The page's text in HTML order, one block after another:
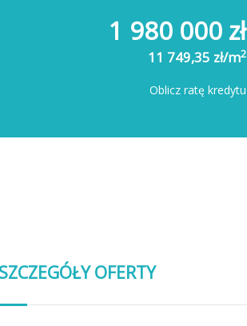
1 980 000 zł
11 749,35 zł/m2
Oblicz ratę kredytu
SZCZEGÓŁY OFERTY